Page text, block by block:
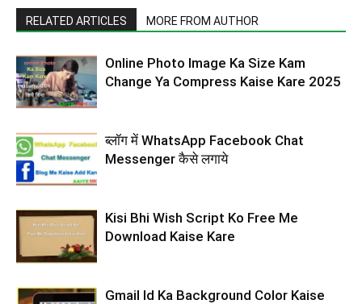
RELATED ARTICLES MORE FROM AUTHOR
Online Photo Image Ka Size Kam
Change Ya Compress Kaise Kare 2025
ब्लॉग में WhatsApp Facebook Chat
Messenger कैसे लगाये
Kisi Bhi Wish Script Ko Free Me
Download Kaise Kare
Gmail Id Ka Background Color Kaise